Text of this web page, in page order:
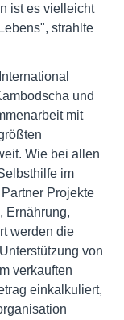
ist es vielleicht
strahlte
und
mit
Wie bei allen
im
Projekte
Ernährung,
werden die
von
verkauften
einkalkuliert,